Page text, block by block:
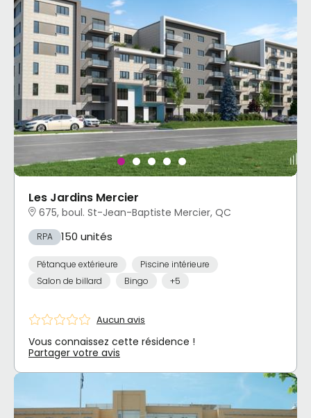
Les Jardins Mercier
675, boul. St-Jean-Baptiste Mercier, QC
RPA 150 unités
Pétanque extérieure
Piscine intérieure
Salon de billard
Bingo +5
Aucun avis
Vous connaissez cette résidence !
Partager votre avis